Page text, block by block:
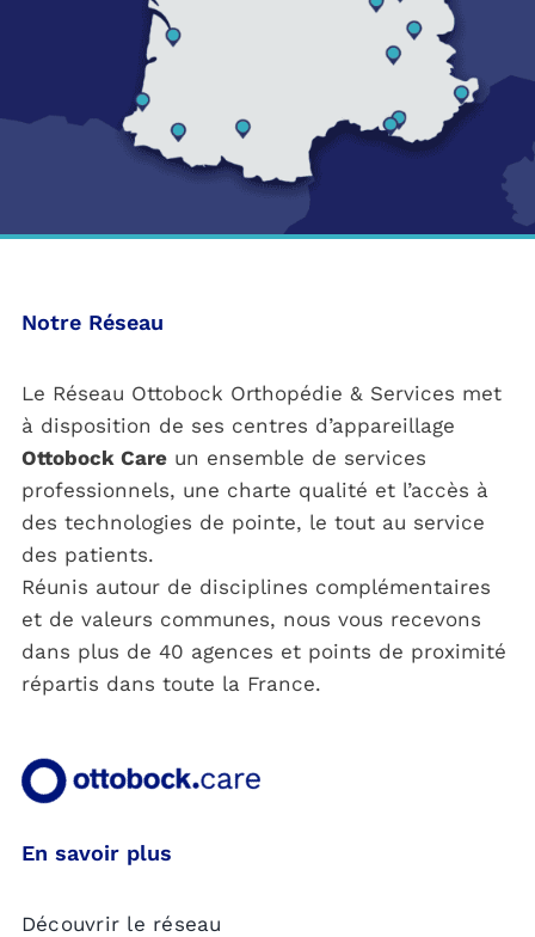
Notre Réseau
Le Réseau Ottobock Orthopédie & Services met
à disposition de ses centres d’appareillage
Ottobock Careun ensemble de services
professionnels, une charte qualité et l’accès à
des technologies de pointe, le tout au service
des patients.
Réunis autour de disciplines complémentaires
et de valeurs communes, nous vous recevons
dans plus de 40 agences et points de proximité
répartis dans toute la France.
En savoir plus
Découvrir le réseau